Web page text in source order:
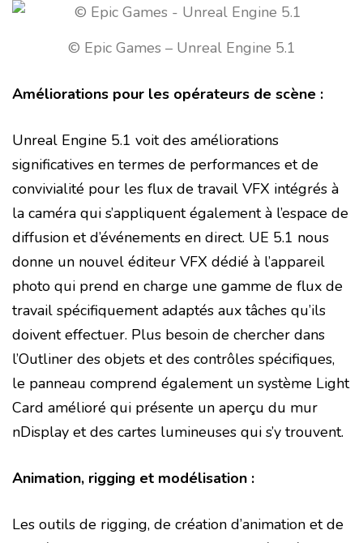
© Epic Games – Unreal Engine 5.1
Améliorations pour les opérateurs de scène :
Unreal Engine 5.1 voit des améliorations
significatives en termes de performances et de
convivialité pour les flux de travail VFX intégrés à
la caméra qui s’appliquent également à l’espace de
diffusion et d’événements en direct. UE 5.1 nous
donne un nouvel éditeur VFX dédié à l’appareil
photo qui prend en charge une gamme de flux de
travail spécifiquement adaptés aux tâches qu’ils
doivent effectuer. Plus besoin de chercher dans
l’Outliner des objets et des contrôles spécifiques,
le panneau comprend également un système Light
Card amélioré qui présente un aperçu du mur
nDisplay et des cartes lumineuses qui s’y trouvent.
Animation, rigging et modélisation :
Les outils de rigging, de création d’animation et de